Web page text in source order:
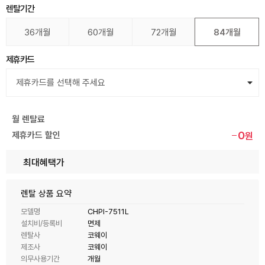
렌탈기간
36개월 60개월 72개월 84개월
제휴카드
월 렌탈료
제휴카드 할인
0원
최대혜택가
렌탈 상품 요약
모델명
CHPI-7511L
설치비/등록비
면제
렌탈사
코웨이
제조사
코웨이
의무사용기간
개월